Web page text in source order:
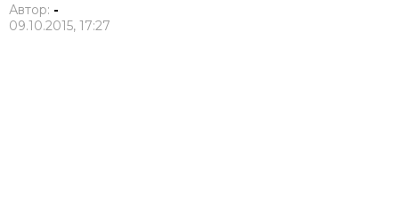
Автор: -
09.10.2015, 17:27